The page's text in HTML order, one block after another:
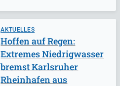
AKTUELLES
Hoffen auf Regen:
Extremes Niedrigwasser
bremst Karlsruher
Rheinhafen aus